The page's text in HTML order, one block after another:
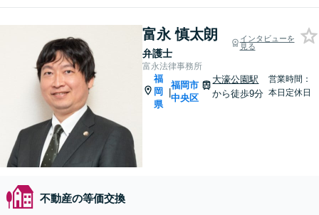
富永 慎太朗
弁護士
インタビューを
見る
富永法律事務所
福
岡
県
|
福岡市
中央区
大濠公園駅
から徒歩9分
営業時間：
本日定休日
不動産の等価交換